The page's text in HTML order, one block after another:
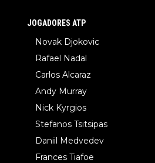
JOGADORES ATP
Novak Djokovic
Rafael Nadal
Carlos Alcaraz
Andy Murray
Nick Kyrgios
Stefanos Tsitsipas
Daniil Medvedev
Frances Tiafoe